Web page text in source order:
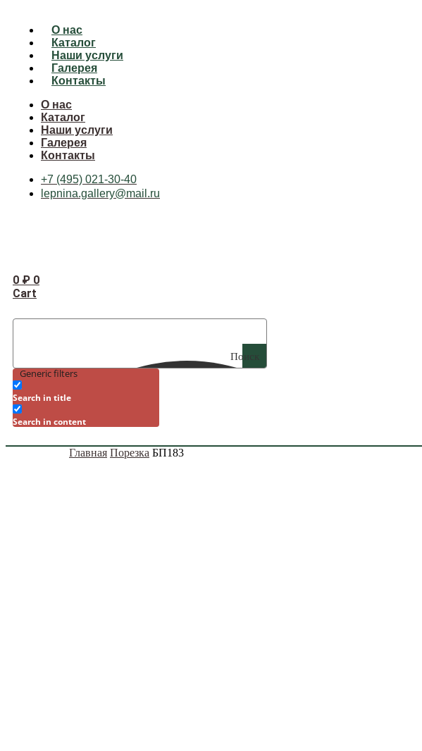
О нас
Каталог
Наши услуги
Галерея
Контакты
О нас
Каталог
Наши услуги
Галерея
Контакты
+7 (495) 021-30-40
lepnina.gallery@mail.ru
0 ₽ 0
Cart
Поиск
Generic filters
Search in title
Search in content
Главная Порезка БП183